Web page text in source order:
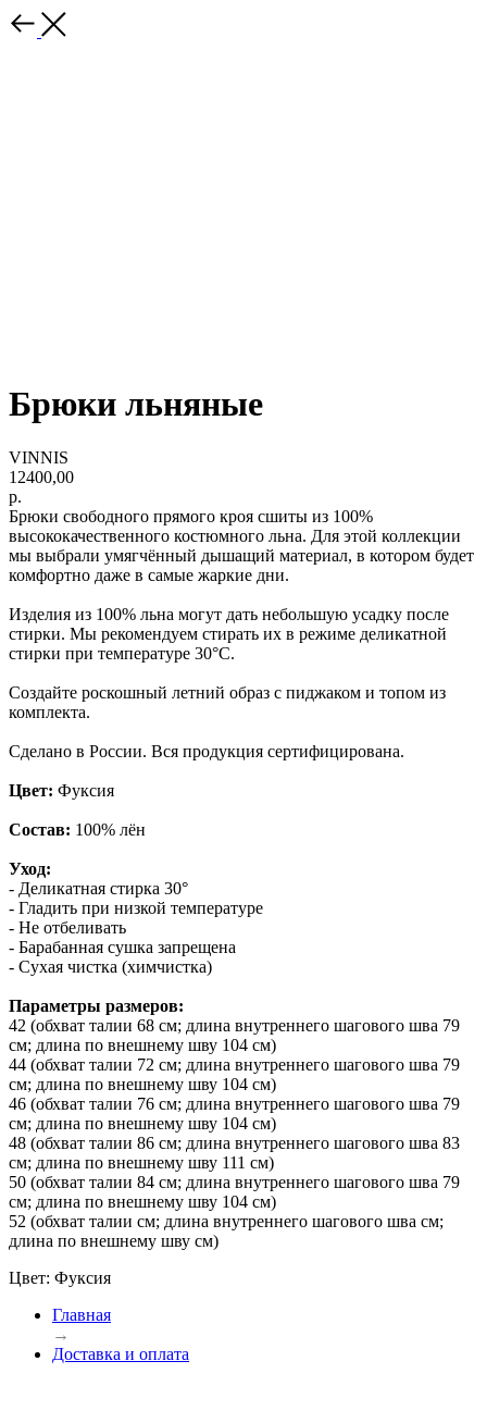
Брюки льняные
VINNIS
12400,00
р.
Брюки свободного прямого кроя сшиты из 100%
высококачественного костюмного льна. Для этой коллекции
мы выбрали умягчённый дышащий материал, в котором будет
комфортно даже в самые жаркие дни.
Изделия из 100% льна могут дать небольшую усадку после
стирки. Мы рекомендуем стирать их в режиме деликатной
стирки при температуре 30°С.
Создайте роскошный летний образ с пиджаком и топом из
комплекта.
Сделано в России. Вся продукция сертифицирована.
Цвет: Фуксия
Состав: 100% лён
Уход:
- Деликатная стирка 30°
- Гладить при низкой температуре
- Не отбеливать
- Барабанная сушка запрещена
- Сухая чистка (химчистка)
Параметры размеров:
42 (обхват талии 68 см; длина внутреннего шагового шва 79
см; длина по внешнему шву 104 см)
44 (обхват талии 72 см; длина внутреннего шагового шва 79
см; длина по внешнему шву 104 см)
46 (обхват талии 76 см; длина внутреннего шагового шва 79
см; длина по внешнему шву 104 см)
48 (обхват талии 86 см; длина внутреннего шагового шва 83
см; длина по внешнему шву 111 см)
50 (обхват талии 84 см; длина внутреннего шагового шва 79
см; длина по внешнему шву 104 см)
52 (обхват талии см; длина внутреннего шагового шва см;
длина по внешнему шву см)
Цвет: Фуксия
Главная
→
Доставка и оплата